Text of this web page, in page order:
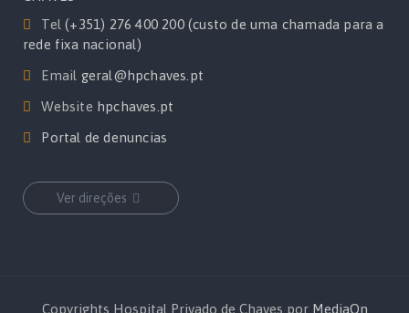
Tel(+351) 276 400 200 (custo de uma chamada para a
rede fixa nacional)
Email geral@hpchaves.pt
Website hpchaves.pt
Portal de denuncias
Ver direções
Copyrights Hospital Privado de Chaves por MediaOn